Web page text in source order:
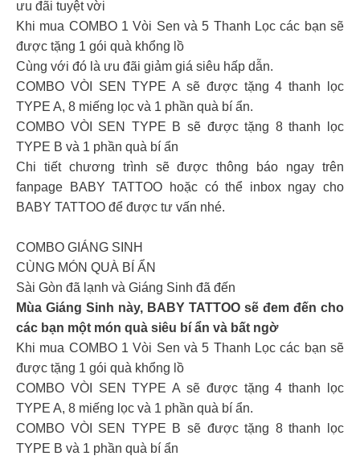
ưu đãi tuyệt vời
Khi mua COMBO 1 Vòi Sen và 5 Thanh Lọc các bạn sẽ
được tặng 1 gói quà khổng lồ
Cùng với đó là ưu đãi giảm giá siêu hấp dẫn.
COMBO VÒI SEN TYPE A sẽ được tặng 4 thanh lọc
TYPE A, 8 miếng lọc và 1 phần quà bí ẩn.
COMBO VÒI SEN TYPE B sẽ được tặng 8 thanh lọc
TYPE B và 1 phần quà bí ẩn
Chi tiết chương trình sẽ được thông báo ngay trên
fanpage BABY TATTOO hoặc có thể inbox ngay cho
BABY TATTOO để được tư vấn nhé.
COMBO GIÁNG SINH
CÙNG MÓN QUÀ BÍ ẨN
Sài Gòn đã lạnh và Giáng Sinh đã đến
Mùa Giáng Sinh này, BABY TATTOO sẽ đem đến cho
các bạn một món quà siêu bí ẩn và bất ngờ
Khi mua COMBO 1 Vòi Sen và 5 Thanh Lọc các bạn sẽ
được tặng 1 gói quà khổng lồ
COMBO VÒI SEN TYPE A sẽ được tặng 4 thanh lọc
TYPE A, 8 miếng lọc và 1 phần quà bí ẩn.
COMBO VÒI SEN TYPE B sẽ được tặng 8 thanh lọc
TYPE B và 1 phần quà bí ẩn